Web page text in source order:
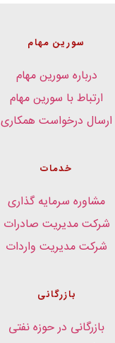
سورین مهام
درباره سورین مهام
ارتباط با سورین مهام
ارسال درخواست همکاری
خدمات
مشاوره سرمایه گذاری
شرکت مدیریت صادرات
شرکت مدیریت واردات
بازرگانی
بازرگانی در حوزه نفتی